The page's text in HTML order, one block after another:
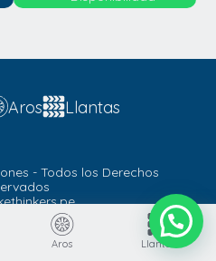
Aros
4x4 / SUV
Llantas
Runflat
Aros Llantas
- Todos los Derechos